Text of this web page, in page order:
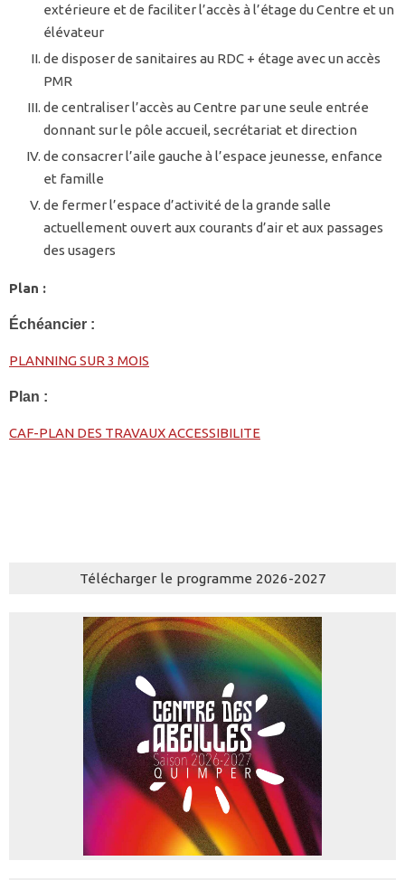
extérieure et de faciliter l’accès à l’étage du Centre et un
élévateur
de disposer de sanitaires au RDC + étage avec un accès
PMR
de centraliser l’accès au Centre par une seule entrée
donnant sur le pôle accueil, secrétariat et direction
de consacrer l’aile gauche à l’espace jeunesse, enfance
et famille
de fermer l’espace d’activité de la grande salle
actuellement ouvert aux courants d’air et aux passages
des usagers
Plan :
Échéancier :
PLANNING SUR 3 MOIS
Plan :
CAF-PLAN DES TRAVAUX ACCESSIBILITE
Télécharger le programme 2026-2027